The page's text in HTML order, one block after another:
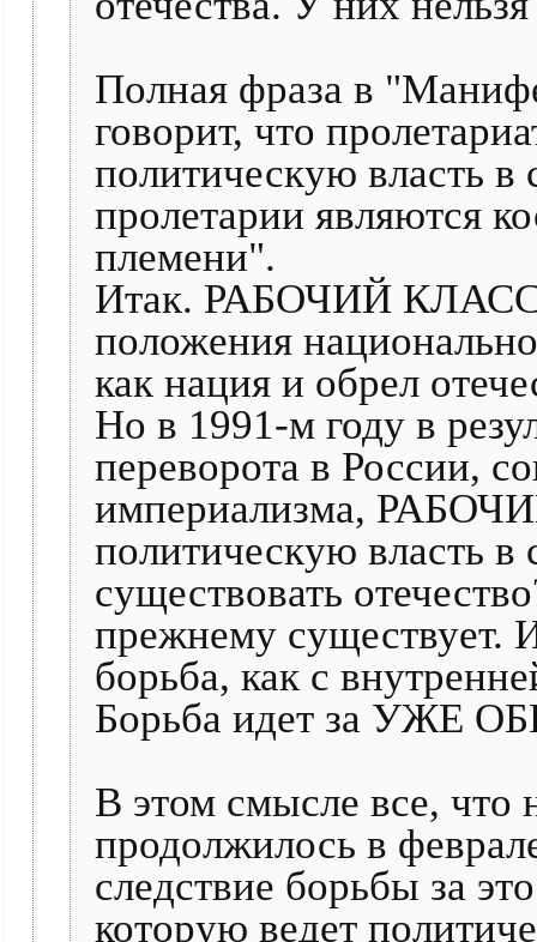
Полная фраза в
говорит, что
политическую власть в
пролетарии являются
племени".
Итак. РАБОЧИЙ КЛАСС
положения
как нация и обрел
Но в 1991-м году в
переворота в России,
империализма,
политическую власть в
существовать
прежнему существует.
борьба, как с
Борьба идет за УЖЕ
В этом смысле все, что
продолжилось в
следствие борьбы за
которую ведет